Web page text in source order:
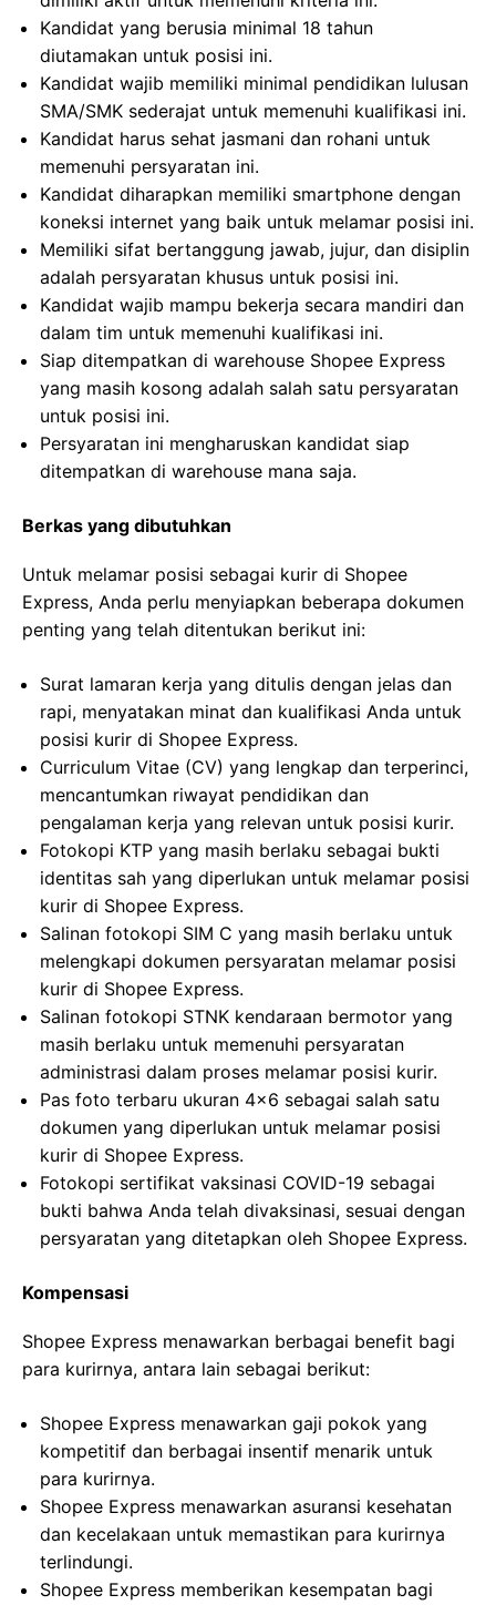
Kandidat yang berusia minimal 18 tahun
diutamakan untuk posisi ini.
Kandidat wajib memiliki minimal pendidikan lulusan
SMA/SMK sederajat untuk memenuhi kualifikasi ini.
Kandidat harus sehat jasmani dan rohani untuk
memenuhi persyaratan ini.
Kandidat diharapkan memiliki smartphone dengan
koneksi internet yang baik untuk melamar posisi ini.
Memiliki sifat bertanggung jawab, jujur, dan disiplin
adalah persyaratan khusus untuk posisi ini.
Kandidat wajib mampu bekerja secara mandiri dan
dalam tim untuk memenuhi kualifikasi ini.
Siap ditempatkan di warehouse Shopee Express
yang masih kosong adalah salah satu persyaratan
untuk posisi ini.
Persyaratan ini mengharuskan kandidat siap
ditempatkan di warehouse mana saja.
Berkas yang dibutuhkan
Untuk melamar posisi sebagai kurir di Shopee
Express, Anda perlu menyiapkan beberapa dokumen
penting yang telah ditentukan berikut ini:
Surat lamaran kerja yang ditulis dengan jelas dan
rapi, menyatakan minat dan kualifikasi Anda untuk
posisi kurir di Shopee Express.
Curriculum Vitae (CV) yang lengkap dan terperinci,
mencantumkan riwayat pendidikan dan
pengalaman kerja yang relevan untuk posisi kurir.
Fotokopi KTP yang masih berlaku sebagai bukti
identitas sah yang diperlukan untuk melamar posisi
kurir di Shopee Express.
Salinan fotokopi SIM C yang masih berlaku untuk
melengkapi dokumen persyaratan melamar posisi
kurir di Shopee Express.
Salinan fotokopi STNK kendaraan bermotor yang
masih berlaku untuk memenuhi persyaratan
administrasi dalam proses melamar posisi kurir.
Pas foto terbaru ukuran 4×6 sebagai salah satu
dokumen yang diperlukan untuk melamar posisi
kurir di Shopee Express.
Fotokopi sertifikat vaksinasi COVID-19 sebagai
bukti bahwa Anda telah divaksinasi, sesuai dengan
persyaratan yang ditetapkan oleh Shopee Express.
Kompensasi
Shopee Express menawarkan berbagai benefit bagi
para kurirnya, antara lain sebagai berikut:
Shopee Express menawarkan gaji pokok yang
kompetitif dan berbagai insentif menarik untuk
para kurirnya.
Shopee Express menawarkan asuransi kesehatan
dan kecelakaan untuk memastikan para kurirnya
terlindungi.
Shopee Express memberikan kesempatan bagi